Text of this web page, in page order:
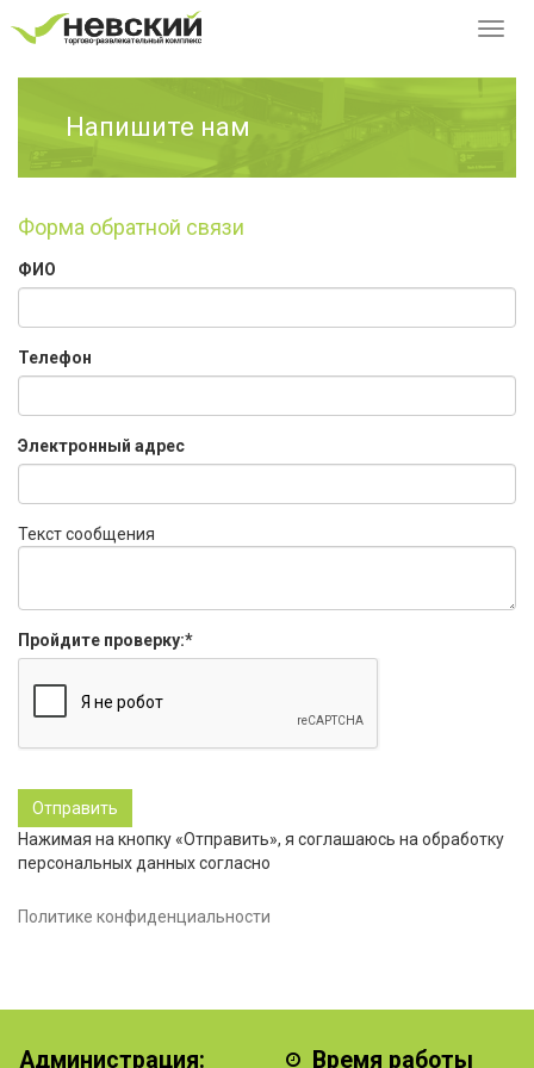
Напишите нам
Форма обратной связи
ФИО
Телефон
Электронный адрес
Текст сообщения
Пройдите проверку:*
Нажимая на кнопку «Отправить», я соглашаюсь на обработку
персональных данных согласно
Политике конфиденциальности
Администрация: Время работы